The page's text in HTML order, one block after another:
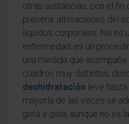
otras sustancias, con el fin
prevenir alteraciones del
líquidos corporales. No es
enfermedad: es un
una medida que
cuadros muy distintos,
deshidratación leve
mayoría de las veces se
gota a gota, aunque no es